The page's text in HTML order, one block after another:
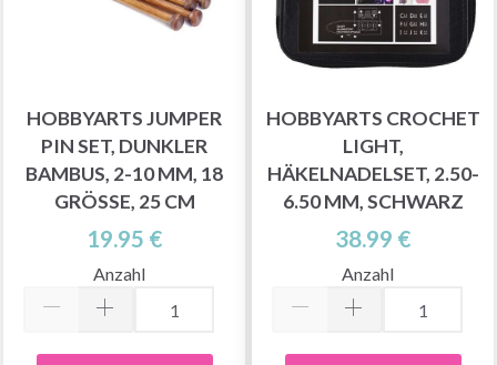
HOBBYARTS JUMPER
PIN SET, DUNKLER
BAMBUS, 2-10 MM, 18
GRÖSSE, 25 CM
19.95 €
Anzahl
HOBBYARTS CROCHET
LIGHT,
HÄKELNADELSET, 2.50-
6.50 MM, SCHWARZ
38.99 €
Anzahl